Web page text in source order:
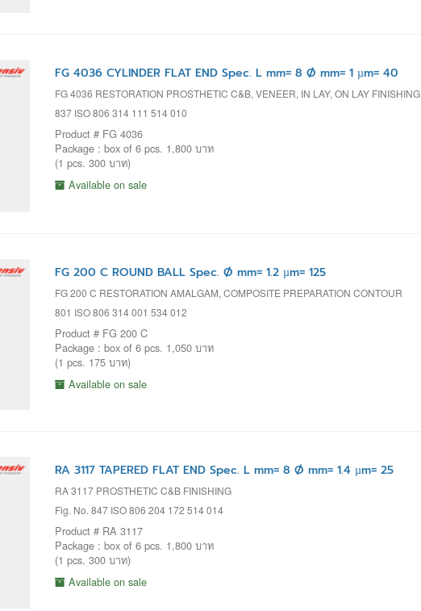
FG 4036 CYLINDER FLAT END Spec. L mm= 8 Ø mm= 1 µm= 40
FG 4036 RESTORATION PROSTHETIC C&B, VENEER, IN LAY, ON LAY FINISHING
837 ISO 806 314 111 514 010
Product # FG 4036
Package : box of 6 pcs. 1,800 บาท
(1 pcs. 300 บาท)
Available on sale
FG 200 C ROUND BALL Spec. Ø mm= 1.2 µm= 125
FG 200 C RESTORATION AMALGAM, COMPOSITE PREPARATION CONTOUR
801 ISO 806 314 001 534 012
Product # FG 200 C
Package : box of 6 pcs. 1,050 บาท
(1 pcs. 175 บาท)
Available on sale
RA 3117 TAPERED FLAT END Spec. L mm= 8 Ø mm= 1.4 µm= 25
RA 3117 PROSTHETIC C&B FINISHING
Fig. No. 847 ISO 806 204 172 514 014
Product # RA 3117
Package : box of 6 pcs. 1,800 บาท
(1 pcs. 300 บาท)
Available on sale